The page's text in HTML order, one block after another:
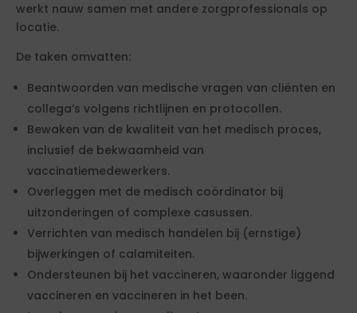
werkt nauw samen met andere zorgprofessionals op
locatie.
De taken omvatten:
Beantwoorden van medische vragen van cliënten en
collega’s volgens richtlijnen en protocollen.
Bewaken van de kwaliteit van het medisch proces,
inclusief de bekwaamheid van
vaccinatiemedewerkers.
Overleggen met de medisch coördinator bij
uitzonderingen of complexe casussen.
Verrichten van medisch handelen bij (ernstige)
bijwerkingen of calamiteiten.
Ondersteunen bij het vaccineren, waaronder liggend
vaccineren en vaccineren in het been.